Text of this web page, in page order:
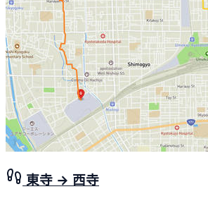
東寺 → 西寺